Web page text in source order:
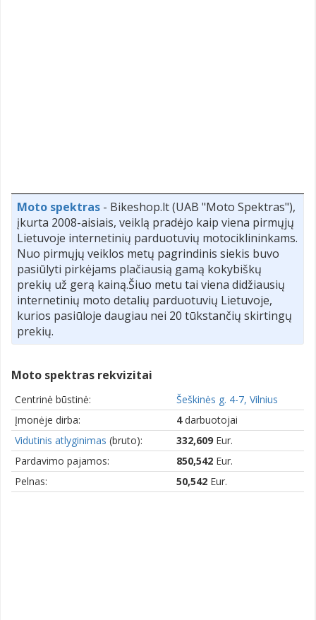
Moto spektras - Bikeshop.lt (UAB "Moto Spektras"),
įkurta 2008-aisiais, veiklą pradėjo kaip viena pirmųjų
Lietuvoje internetinių parduotuvių motociklininkams.
Nuo pirmųjų veiklos metų pagrindinis siekis buvo
pasiūlyti pirkėjams plačiausią gamą kokybiškų
prekių už gerą kainą.Šiuo metu tai viena didžiausių
internetinių moto detalių parduotuvių Lietuvoje,
kurios pasiūloje daugiau nei 20 tūkstančių skirtingų
prekių.
Moto spektras rekvizitai
Centrinė būstinė:
Šeškinės g. 4-7, Vilnius
Įmonėje dirba:
4darbuotojai
Vidutinis atlyginimas (bruto): 332,609 Eur.
Pardavimo pajamos:
850,542 Eur.
Pelnas:
50,542 Eur.